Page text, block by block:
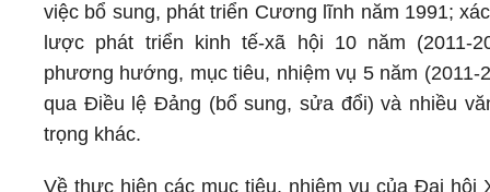
việc bổ sung, phát triển Cương lĩnh năm 1991;
lược phát triển kinh tế-xã hội 10 năm (2011-
phương hướng, mục tiêu, nhiệm vụ 5 năm (2011-
qua Điều lệ Đảng (bổ sung, sửa đổi) và nhiều
trọng khác.
Về thực hiện các mục tiêu, nhiệm vụ của Đại